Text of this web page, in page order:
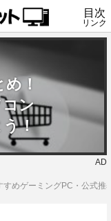
目次
リンク
！
ン
う！
AD
すめゲーミングPC・公式